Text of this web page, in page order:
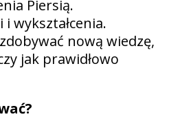
Piersią.
wykształcenia.
nową wiedzę,
jak prawidłowo